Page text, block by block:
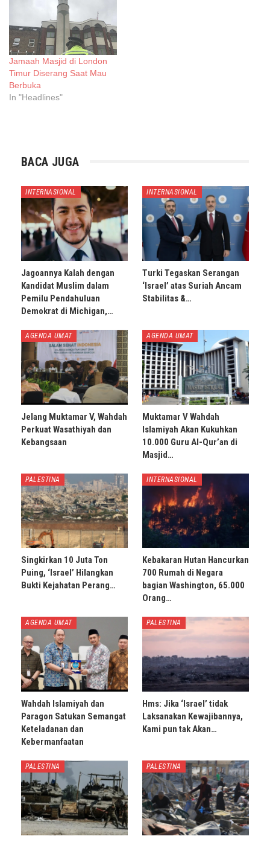
Jamaah Masjid di London
Timur Diserang Saat Mau
Berbuka
In "Headlines"
BACA JUGA
INTERNASIONAL
Jagoannya Kalah dengan
Kandidat Muslim dalam
Pemilu Pendahuluan
Demokrat di Michigan,…
INTERNASIONAL
Turki Tegaskan Serangan
‘Israel’ atas Suriah Ancam
Stabilitas &…
AGENDA UMAT
Jelang Muktamar V, Wahdah
Perkuat Wasathiyah dan
Kebangsaan
AGENDA UMAT
Muktamar V Wahdah
Islamiyah Akan Kukuhkan
10.000 Guru Al-Qur’an di
Masjid…
PALESTINA
Singkirkan 10 Juta Ton
Puing, ‘Israel’ Hilangkan
Bukti Kejahatan Perang…
INTERNASIONAL
Kebakaran Hutan Hancurkan
700 Rumah di Negara
bagian Washington, 65.000
Orang…
AGENDA UMAT
Wahdah Islamiyah dan
Paragon Satukan Semangat
Keteladanan dan
Kebermanfaatan
PALESTINA
Hms: Jika ‘Israel’ tidak
Laksanakan Kewajibannya,
Kami pun tak Akan…
PALESTINA PALESTINA